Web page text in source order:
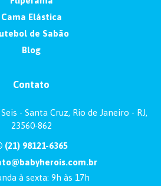
Cama Elástica
de Sabão
Blog
Contato
- Santa Cruz, Rio de Janeiro - RJ,
23560-862
(21) 98121-6365
à sexta: 9h às 17h